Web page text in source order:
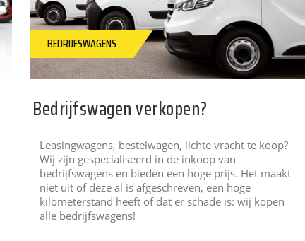
BEDRIJFSWAGENS
Bedrijfswagen verkopen?
Leasingwagens, bestelwagen, lichte vracht te koop?
Wij zijn gespecialiseerd in de inkoop van
bedrijfswagens en bieden een hoge prijs. Het maakt
niet uit of deze al is afgeschreven, een hoge
kilometerstand heeft of dat er schade is: wij kopen
alle bedrijfswagens!